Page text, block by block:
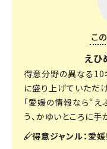
こ
えひ
得意分野の異なる10
に盛り上げていただ
「愛媛の情報なら“
う、かゆいところに手
得意ジャンル： 愛